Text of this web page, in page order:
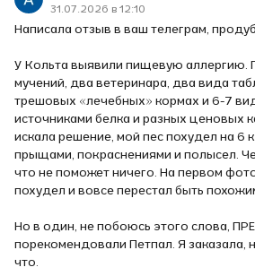
31.07.2026 в 12:10
Написала отзыв в ваш телеграм,
У Кольта выявили пищевую аллергию.
мучений, два ветеринара, два вида
трешовых «лечебных» кормах и 6-7
источниками белка и разных ценовых
искала решение, мой пес похудел на 6
прыщами, покраснениями и полысел.
что не поможет ничего. На первом
похудел и вовсе перестал быть
Но в один, не побоюсь этого слова,
порекомендовали Петпал. Я заказала,
что.